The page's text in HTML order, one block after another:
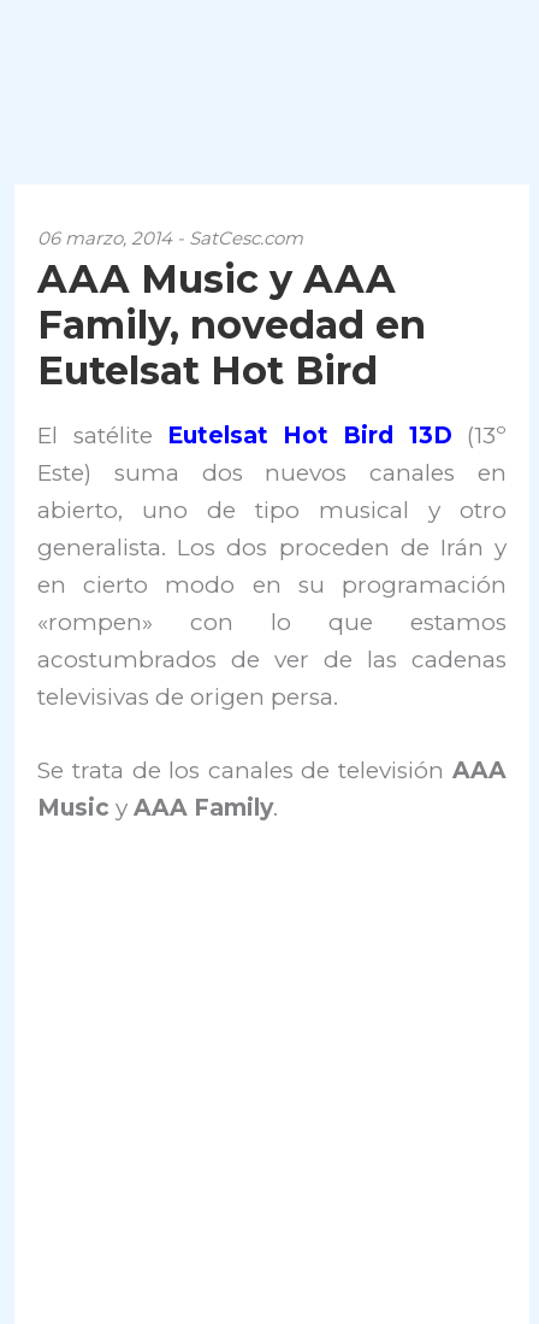
06 marzo, 2014 - SatCesc.com
AAA Music y AAA
Family, novedad en
Eutelsat Hot Bird
El satélite Eutelsat Hot Bird 13D (13º
Este) suma dos nuevos canales en
abierto, uno de tipo musical y otro
generalista. Los dos proceden de Irán y
en cierto modo en su programación
«rompen» con lo que estamos
acostumbrados de ver de las cadenas
televisivas de origen persa.
Se trata de los canales de televisión AAA
Music yAAA Family.